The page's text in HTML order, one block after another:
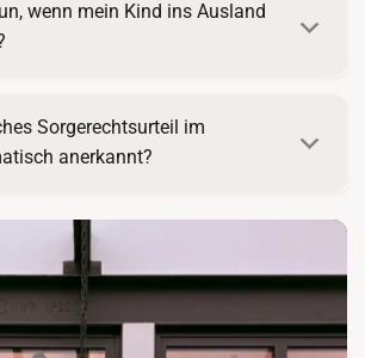
wenn mein Kind ins Ausland
Sorgerechtsurteil im
anerkannt?